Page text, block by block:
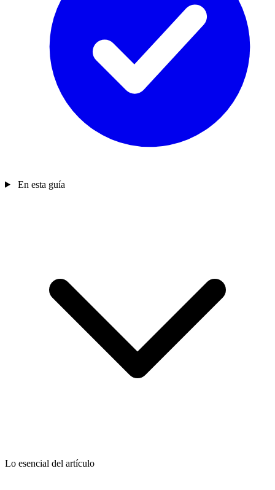
En esta guía
Lo esencial del artículo